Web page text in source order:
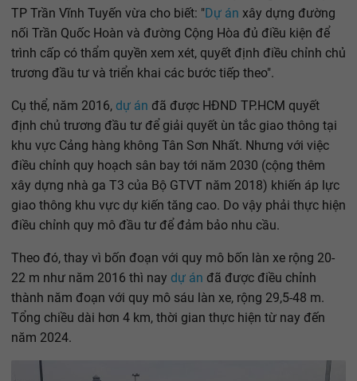
TP Trần Vĩnh Tuyến vừa cho biết: "Dự án xây dựng đường
nối Trần Quốc Hoàn và đường Cộng Hòa đủ điều kiện để
trình cấp có thẩm quyền xem xét, quyết định điều chỉnh chủ
trương đầu tư và triển khai các bước tiếp theo".
Cụ thể, năm 2016, dự án đã được HĐND TP.HCM quyết
định chủ trương đầu tư để giải quyết ùn tắc giao thông tại
khu vực Cảng hàng không Tân Sơn Nhất. Nhưng với việc
điều chỉnh quy hoạch sân bay tới năm 2030 (cộng thêm
xây dựng nhà ga T3 của Bộ GTVT năm 2018) khiến áp lực
giao thông khu vực dự kiến tăng cao. Do vậy phải thực hiện
điều chỉnh quy mô đầu tư để đảm bảo nhu cầu.
Theo đó, thay vì bốn đoạn với quy mô bốn làn xe rộng 20-
22 m như năm 2016 thì nay dự án đã được điều chỉnh
thành năm đoạn với quy mô sáu làn xe, rộng 29,5-48 m.
Tổng chiều dài hơn 4 km, thời gian thực hiện từ nay đến
năm 2024.